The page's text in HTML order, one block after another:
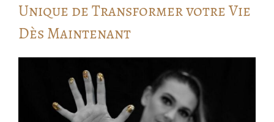
Unique de Transformer votre Vie
Dès Maintenant